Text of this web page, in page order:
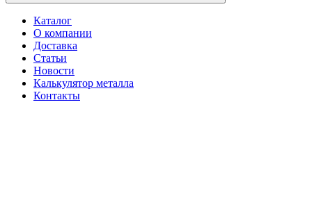
Каталог
О компании
Доставка
Статьи
Новости
Калькулятор металла
Контакты